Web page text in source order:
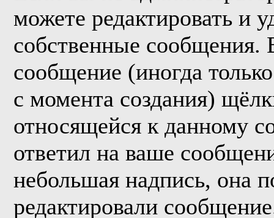
можете редактировать и
собственные сообщения.
сообщение (иногда
с момента создания)
относящейся к данному
ответил на ваше
небольшая надпись, она
редактировали